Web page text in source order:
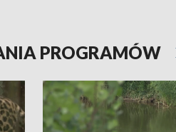
PROGRAMÓW